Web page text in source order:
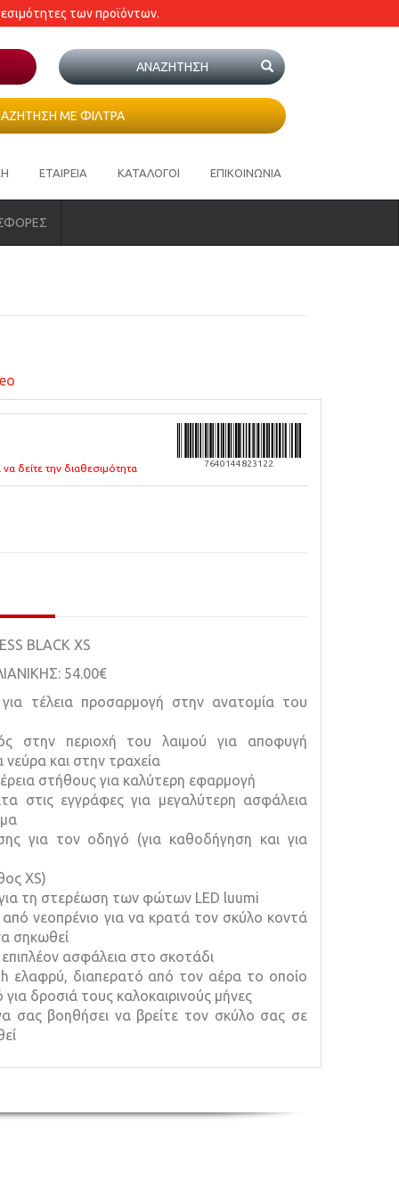
των προϊόντων.
ΜΕ ΦΙΛΤΡΑ
ΕΤΑΙΡΕΙΑ ΚΑΤΑΛΟΓΟΙ ΕΠΙΚΟΙΝΩΝΙΑ
να δείτε την διαθεσιμότητα 7640144823122
BLACK XS
54.00€
τέλεια προσαρμογή στην ανατομία του
στην περιοχή του λαιμού για αποφυγή
και στην τραχεία
στήθους για καλύτερη εφαρμογή
στις εγγράφες για μεγαλύτερη ασφάλεια
για τον οδηγό (για καθοδήγηση και για
XS)
για τη στερέωση των φώτων LED luumi
νεοπρένιο για να κρατά τον σκύλο κοντά
σηκωθεί
ασφάλεια στο σκοτάδι
ελαφρύ, διαπερατό από τον αέρα το οποίο
για δροσιά τους καλοκαιρινούς μήνες
σας βοηθήσει να βρείτε τον σκύλο σας σε